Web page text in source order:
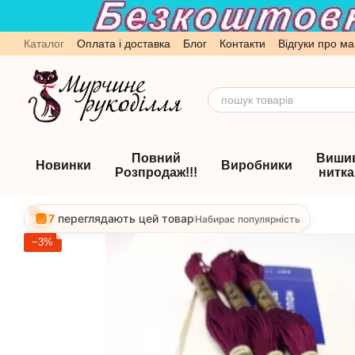
Перейти до основного контенту
Каталог Оплата і доставка Блог Контакти
Відгуки про
Обмін та повернення
Угода користувача
Новинки
Повний
Розпродаж!!!
Виробники
7 переглядають цей товарНабирає популярність
−3%